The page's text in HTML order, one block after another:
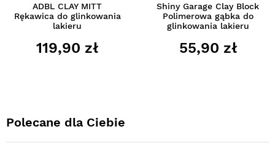
ADBL CLAY MITT
Rękawica do glinkowania
lakieru
119,90 zł
Shiny Garage Clay Block
Polimerowa gąbka do
glinkowania lakieru
55,90 zł
Polecane dla Ciebie